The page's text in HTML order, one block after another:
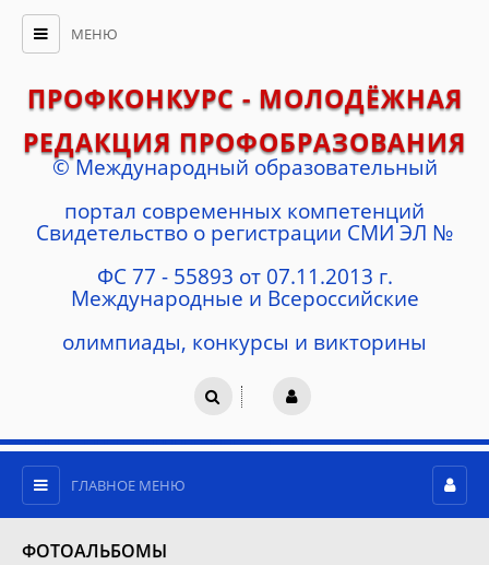
МЕНЮ
ПРОФКОНКУРС - МОЛОДЁЖНАЯ
РЕДАКЦИЯ ПРОФОБРАЗОВАНИЯ
© Международный образовательный
портал современных компетенций
Cвидетельство о регистрации СМИ ЭЛ №
ФС 77 - 55893 от 07.11.2013 г.
Международные и Всероссийские
олимпиады, конкурсы и викторины
ГЛАВНОЕ МЕНЮ
ФОТОАЛЬБОМЫ